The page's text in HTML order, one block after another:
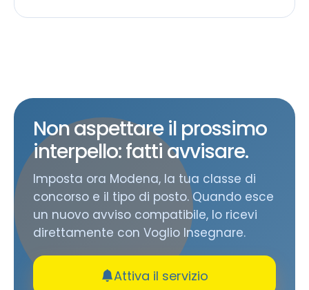
Non aspettare il prossimo
interpello: fatti avvisare.
Imposta ora Modena, la tua classe di
concorso e il tipo di posto. Quando esce
un nuovo avviso compatibile, lo ricevi
direttamente con Voglio Insegnare.
Attiva il servizio